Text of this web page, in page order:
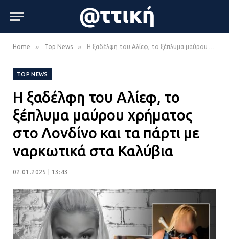
Home » Top News » Η ξαδέλφη του Αλίεφ, το ξέπλυμα μαύρου χρήματος στο Λονδίνο και τα πάρτι με ναρκωτικά στα Καλύβια
TOP NEWS
Η ξαδέλφη του Αλίεφ, το
ξέπλυμα μαύρου χρήματος
στο Λονδίνο και τα πάρτι με
ναρκωτικά στα Καλύβια
02.01.2025 | 13:43